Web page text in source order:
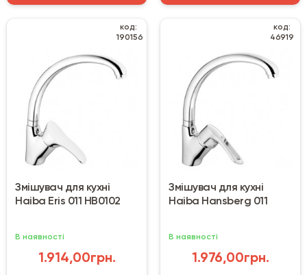
код:
190156
Змішувач для кухні
Haiba Eris 011 HB0102
В наявності
1.914,00грн.
код:
46919
Змішувач для кухні
Haiba Hansberg 011
В наявності
1.976,00грн.